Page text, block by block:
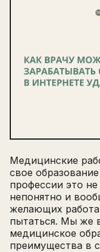
Медицинские
свое
профессии это
непонятно и
желающих
пытаться. Мы же
медицинское
преимущества в